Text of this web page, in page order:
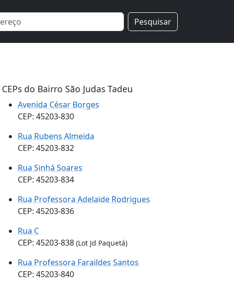
Pesquisar
CEPs do Bairro São Judas Tadeu
Avenida César Borges
CEP: 45203-830
Rua Rubens Almeida
CEP: 45203-832
Rua Sinhá Soares
CEP: 45203-834
Rua Professora Adelaide Rodrigues
CEP: 45203-836
Rua C
CEP: 45203-838 (Lot Jd Paquetá)
Rua Professora Faraildes Santos
CEP: 45203-840